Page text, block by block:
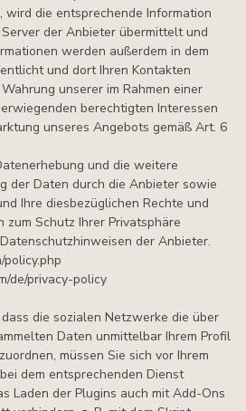
wird die entsprechende Information
der Anbieter übermittelt und
werden außerdem in dem
und dort Ihren Kontakten
unserer im Rahmen einer
berechtigten Interessen
unseres Angebots gemäß Art. 6
und die weitere
der Daten durch die Anbieter sowie
Ihre diesbezüglichen Rechte und
zum Schutz Ihrer Privatsphäre
der Anbieter.
de/privacy-policy
die sozialen Netzwerke die über
Daten unmittelbar Ihrem Profil
müssen Sie sich vor Ihrem
dem entsprechenden Dienst
Laden der Plugins auch mit Add-Ons